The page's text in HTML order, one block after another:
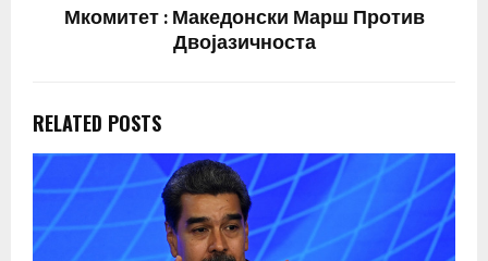
Мкомитет : Македонски Марш Против
Двојазичноста
RELATED POSTS